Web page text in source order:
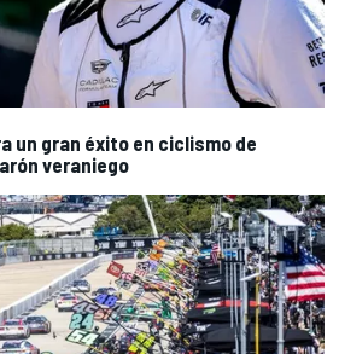
un gran éxito en ciclismo de
veraniego